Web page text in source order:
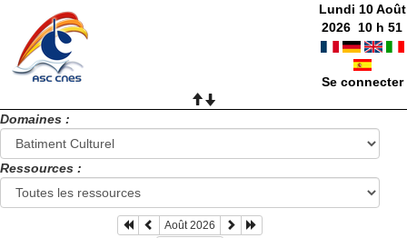
Lundi 10 Août
2026 10 h52
Se connecter
Domaines :
Ressources :
Août 2026